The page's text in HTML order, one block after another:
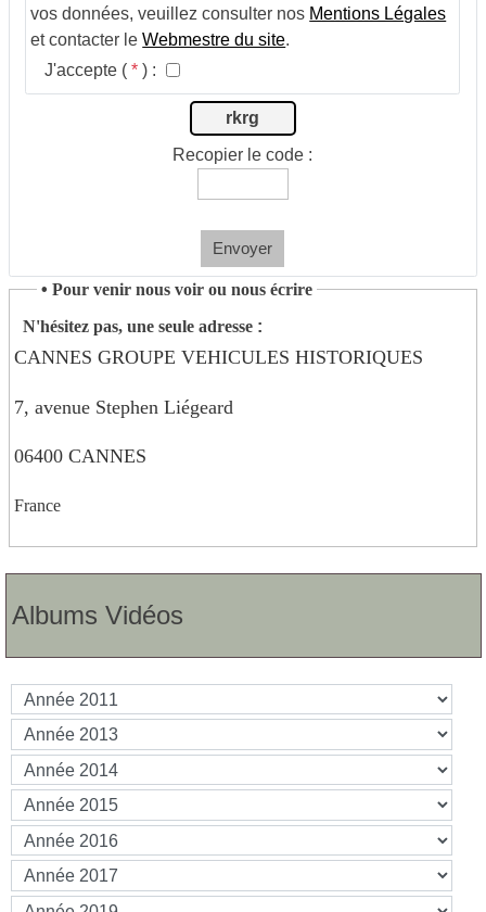
vos données, veuillez consulter nos Mentions Légales
et contacter leWebmestre du site.
J'accepte (* ) :
rkrg
Recopier le code :
Envoyer
• Pour venir nous voir ou nous écrire
N'hésitez pas, une seule adresse:
CANNES GROUPE VEHICULES HISTORIQUES
7, avenue Stephen Liégeard
06400 CANNES
France
Albums Vidéos